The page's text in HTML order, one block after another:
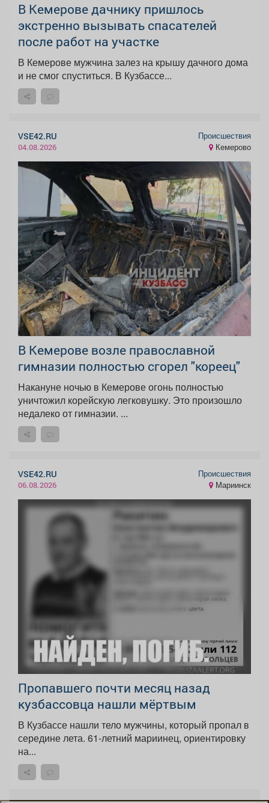
В Кемерове дачнику пришлось
экстренно вызывать спасателей
после работ на участке
В Кемерове мужчина залез на крышу дачного дома
и не смог спуститься. В Кузбассе...
VSE42.RU
04.08.2026
Происшествия
Кемерово
В Кемерове возле православной
гимназии полностью сгорел "кореец"
Накануне ночью в Кемерове огонь полностью
уничтожил корейскую легковушку. Это произошло
недалеко от гимназии. ...
VSE42.RU
06.08.2026
Происшествия
Мариинск
Пропавшего почти месяц назад
кузбассовца нашли мёртвым
В Кузбассе нашли тело мужчины, который пропал в
середине лета. 61-летний мариинец, ориентировку
на...